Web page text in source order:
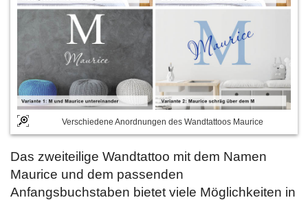
Verschiedene Anordnungen des Wandtattoos Maurice
Das zweiteilige Wandtattoo mit dem Namen
Maurice und dem passenden
Anfangsbuchstaben bietet viele Möglichkeiten in